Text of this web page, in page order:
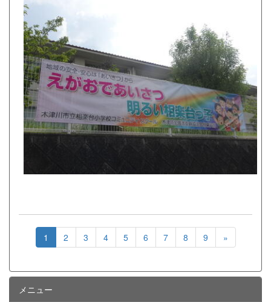
1 2 3 4 5 6 7 8 9 »
メニュー